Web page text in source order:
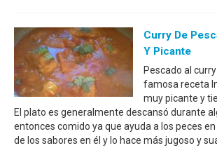
Curry De
Y Picante
Pescado al
famosa receta
muy picante y
El plato es generalmente descansó durante
entonces comido ya que ayuda a los peces
de los sabores en él y lo hace más jugoso y